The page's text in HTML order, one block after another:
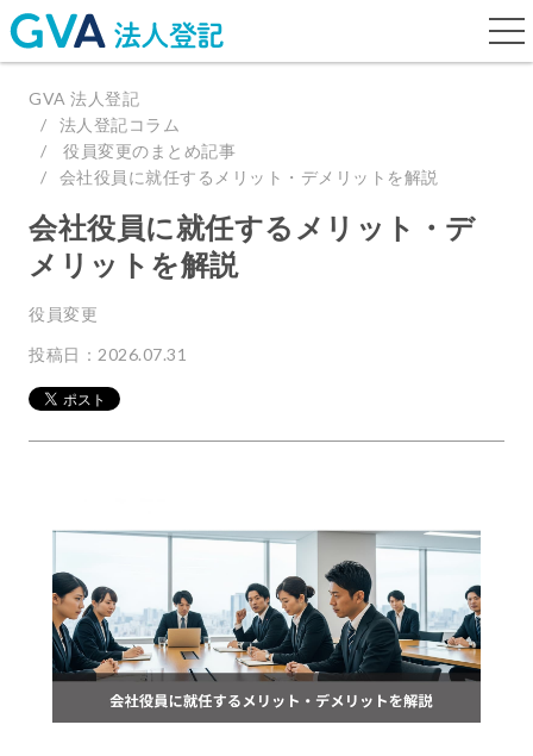
GVA 法人登記
法人登記コラム
役員変更のまとめ記事
会社役員に就任するメリット・デメリットを解説
会社役員に就任するメリット・デ
メリットを解説
役員変更
投稿日：2026.07.31